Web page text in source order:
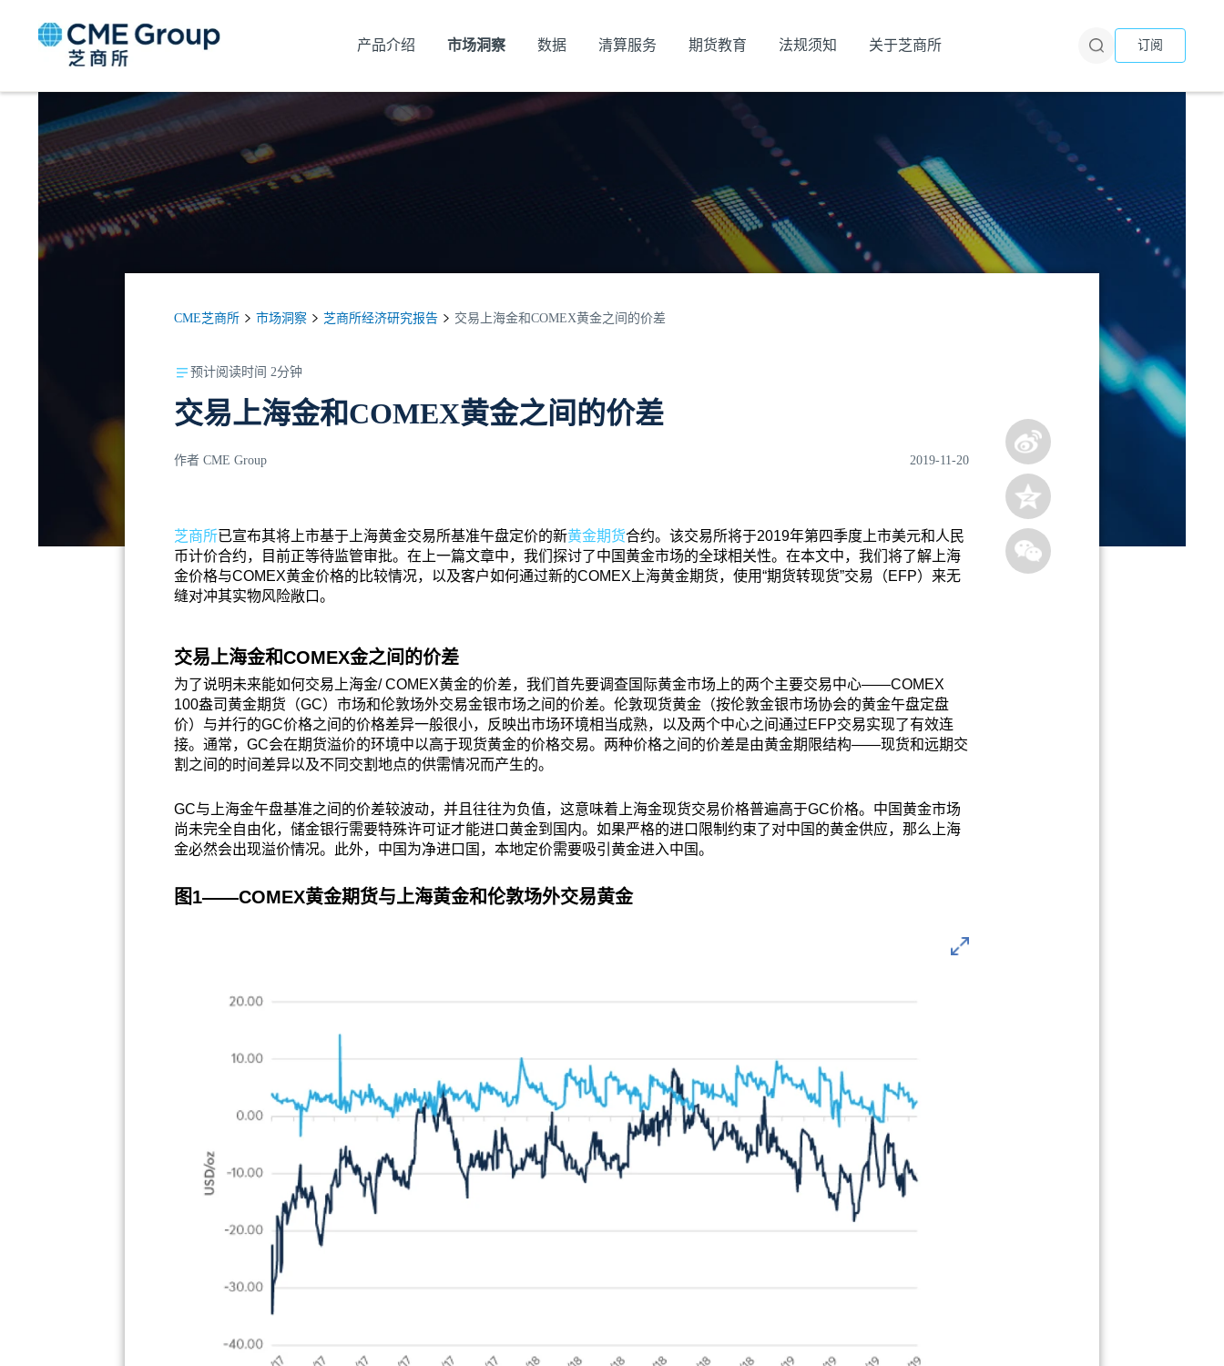
产品介绍 市场洞察 数据 清算服务 期货教育 法规须知 关于芝商所 订阅
CME芝商所 市场洞察 芝商所经济研究报告 交易上海金和COMEX黄金之间的价差
预计阅读时间 2分钟
交易上海金和COMEX黄金之间的价差
作者 CME Group 2019-11-20
芝商所已宣布其将上市基于上海黄金交易所基准午盘定价的新黄金期货合约。该交易所将于2019年第四季度上市美元和人民
币计价合约，目前正等待监管审批。在上一篇文章中，我们探讨了中国黄金市场的全球相关性。在本文中，我们将了解上海
金价格与COMEX黄金价格的比较情况，以及客户如何通过新的COMEX上海黄金期货，使用“期货转现货”交易（EFP）来无
缝对冲其实物风险敞口。
交易上海金和COMEX金之间的价差
为了说明未来能如何交易上海金/ COMEX黄金的价差，我们首先要调查国际黄金市场上的两个主要交易中心——COMEX
100盎司黄金期货（GC）市场和伦敦场外交易金银市场之间的价差。伦敦现货黄金（按伦敦金银市场协会的黄金午盘定盘
价）与并行的GC价格之间的价格差异一般很小，反映出市场环境相当成熟，以及两个中心之间通过EFP交易实现了有效连
接。通常，GC会在期货溢价的环境中以高于现货黄金的价格交易。两种价格之间的价差是由黄金期限结构——现货和远期交
割之间的时间差异以及不同交割地点的供需情况而产生的。
GC与上海金午盘基准之间的价差较波动，并且往往为负值，这意味着上海金现货交易价格普遍高于GC价格。中国黄金市场
尚未完全自由化，储金银行需要特殊许可证才能进口黄金到国内。如果严格的进口限制约束了对中国的黄金供应，那么上海
金必然会出现溢价情况。此外，中国为净进口国，本地定价需要吸引黄金进入中国。
图1——COMEX黄金期货与上海黄金和伦敦场外交易黄金